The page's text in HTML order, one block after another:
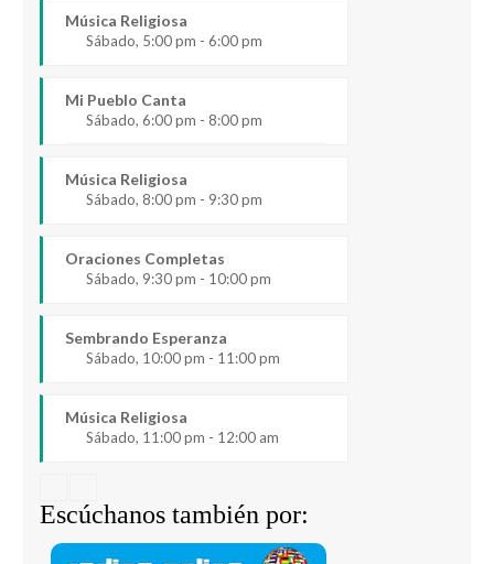
Música Religiosa
Sábado, 5:00 pm - 6:00 pm
Mi Pueblo Canta
Sábado, 6:00 pm - 8:00 pm
Música Religiosa
Sábado, 8:00 pm - 9:30 pm
Oraciones Completas
Sábado, 9:30 pm - 10:00 pm
Sembrando Esperanza
Sábado, 10:00 pm - 11:00 pm
Música Religiosa
Sábado, 11:00 pm - 12:00 am
Escúchanos también por: